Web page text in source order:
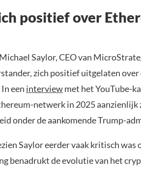
positief over
Saylor, CEO van
zich positief uitgelaten over
een interviewmet het YouTube-
netwerk in 2025 aanzienlijk
onder de aankomende Trump-
Saylor eerder vaak kritisch was
benadrukt de evolutie van het